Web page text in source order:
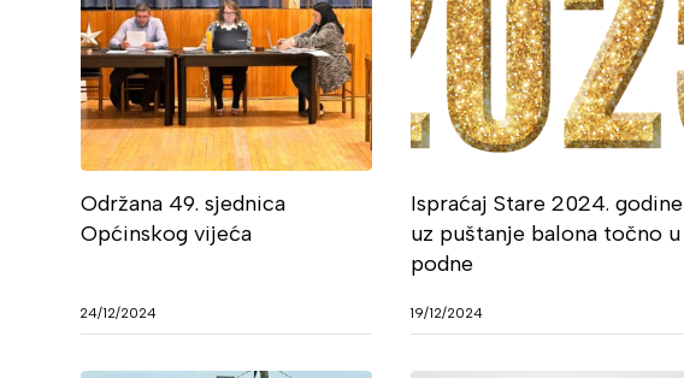
Održana 49. sjednica
Općinskog vijeća
24/12/2024
Ispraćaj Stare 2024. godine
uz puštanje balona točno u
podne
19/12/2024